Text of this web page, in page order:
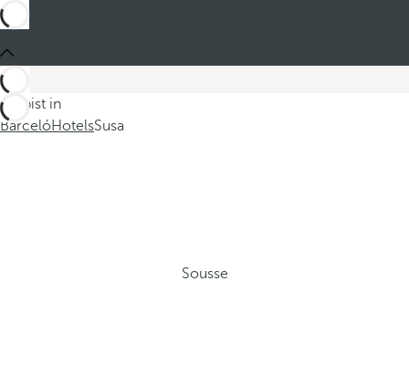
Du bist in
BarcelóHotelsSusa
Sousse